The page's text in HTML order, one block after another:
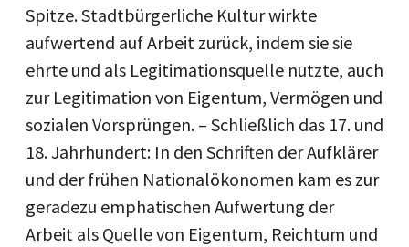
Spitze. Stadt­bürgerliche Kultur wirkte
aufwertend auf Arbeit zurück, indem sie sie
ehrte und als Legitimationsquelle nutzte, auch
zur Legitimation von Eigentum, Vermögen und
sozialen Vorsprüngen. – Schließlich das 17. und
18. Jahrhundert: In den Schriften der Aufklärer
und der frühen Nationalökonomen kam es zur
geradezu emphatischen Aufwertung der
Arbeit als Quelle von Eigentum, Reichtum und